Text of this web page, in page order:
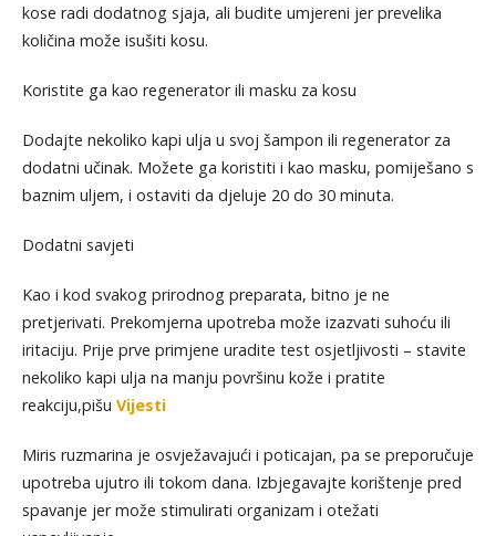
kose radi dodatnog sjaja, ali budite umjereni jer prevelika
količina može isušiti kosu.
Koristite ga kao regenerator ili masku za kosu
Dodajte nekoliko kapi ulja u svoj šampon ili regenerator za
dodatni učinak. Možete ga koristiti i kao masku, pomiješano s
baznim uljem, i ostaviti da djeluje 20 do 30 minuta.
Dodatni savjeti
Kao i kod svakog prirodnog preparata, bitno je ne
pretjerivati. Prekomjerna upotreba može izazvati suhoću ili
iritaciju. Prije prve primjene uradite test osjetljivosti – stavite
nekoliko kapi ulja na manju površinu kože i pratite
reakciju,pišu Vijesti
Miris ruzmarina je osvježavajući i poticajan, pa se preporučuje
upotreba ujutro ili tokom dana. Izbjegavajte korištenje pred
spavanje jer može stimulirati organizam i otežati